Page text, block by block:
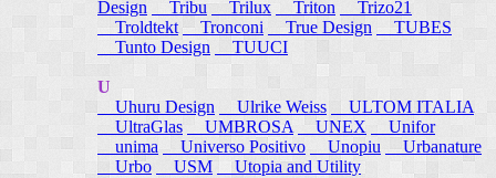
Design
Tribu Trilux Triton
Trizo21
Troldtekt Tronconi True Design
TUBES
Tunto Design
TUUCI
U
Uhuru Design
Ulrike Weiss
ULTOM ITALIA
UltraGlas
UMBROSA UNEX
Unifor
unima
Universo Positivo Unopiu
Urbanature
Urbo
USM Utopia and Utility